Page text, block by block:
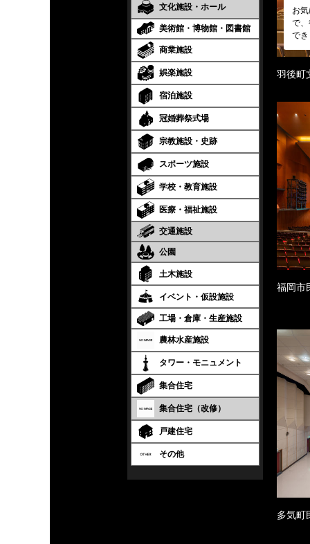
文化施設・ホール
美術館・博物館・図書館
商業施設
娯楽施設
宿泊施設
冠婚葬祭式場
宗教施設・史跡
スポーツ施設
学校・教育施設
医療・福祉施設
交通施設
公園
土木施設
イベント・仮設施設
工場・倉庫・生産施設
農林水産施設
タワー・モニュメント
集合住宅
集合住宅（改修）
戸建住宅
その他
お
で
で
羽後
福岡市
多気町